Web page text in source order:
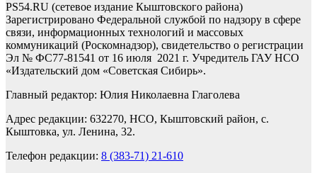
PS54.RU (сетевое издание Кыштовского района)
Зарегистрировано Федеральной службой по надзору в сфере
связи, информационных технологий и массовых
коммуникаций (Роскомнадзор), свидетельство о регистрации
Эл № ФС77-81541 от 16 июля 2021 г. Учредитель ГАУ НСО
«Издательский дом «Советская Сибирь».
Главный редактор: Юлия Николаевна Глаголева
Адрес редакции: 632270, НСО, Кыштовский район, с.
Кыштовка, ул. Ленина, 32.
Телефон редакции: 8 (383-71) 21-610